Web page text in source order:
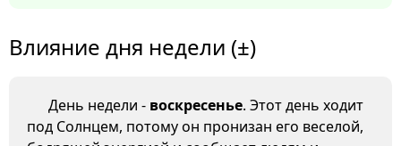
Влияние дня недели (±)
День недели - воскресенье. Этот день ходит
под Солнцем, потому он пронизан его веселой,